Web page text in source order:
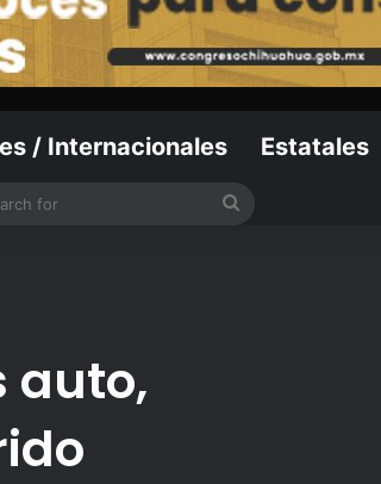
/ Internacionales Estatales
Search
auto,